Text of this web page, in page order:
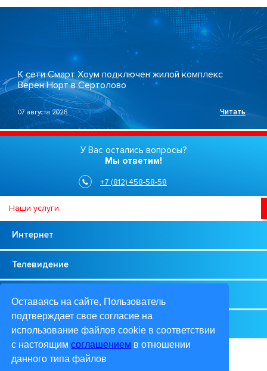
Оставаясь на cайте, Пользователь
подтверждает свое согласие на
использование файлов cookie в соответствии
с настоящимсоглашением в отношении
данного типа файлов
К сети Смарт Хоум подключен жилой комплекс
Верен Норт в Сертолово
07 августа 2026 Читать
У Вас остались вопросы?
Мы ответим!
+7 (812) 458-58-58
Наши услуги
Интернет
Телевидение
Оборудование
+7 (812) 458-58-58